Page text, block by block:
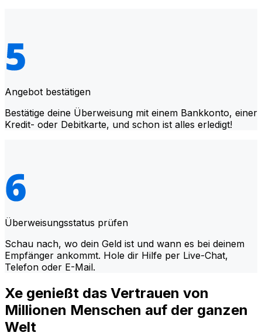
Angebot bestätigen
Bestätige deine Überweisung mit einem Bankkonto, einer
Kredit- oder Debitkarte, und schon ist alles erledigt!
Überweisungsstatus prüfen
Schau nach, wo dein Geld ist und wann es bei deinem
Empfänger ankommt. Hole dir Hilfe per Live-Chat,
Telefon oder E-Mail.
Xe genießt das Vertrauen von
Millionen Menschen auf der ganzen
Welt